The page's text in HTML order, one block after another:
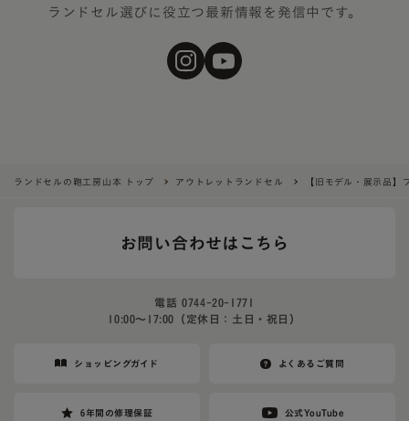
ランドセル選びに役立つ最新情報を発信中です。
ランドセルの鞄工房山本 トップ アウトレットランドセル 【旧モデル・展示品】
お問い合わせはこちら
電話0744-20-1771
10:00〜17:00（定休日：土日・祝日）
ショッピングガイド よくあるご質問
6年間の修理保証 公式YouTube